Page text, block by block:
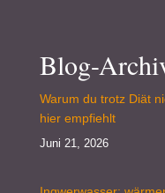
Blog-
Warum du trotz Diät
hier empfiehlt
Juni 21, 2026